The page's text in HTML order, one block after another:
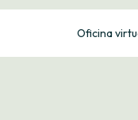
Oficina